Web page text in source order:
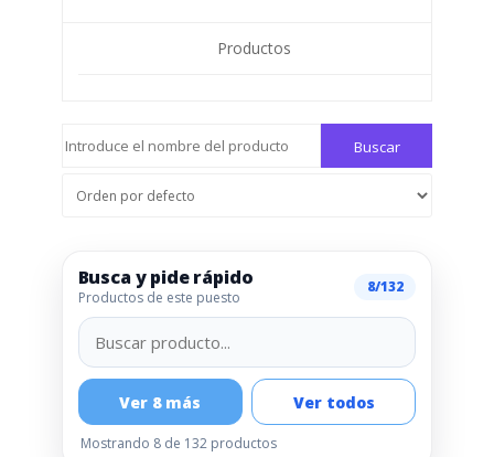
Productos
Busca y pide rápido
Productos de este puesto
8/132
Ver 8 más Ver todos
Mostrando 8 de 132 productos